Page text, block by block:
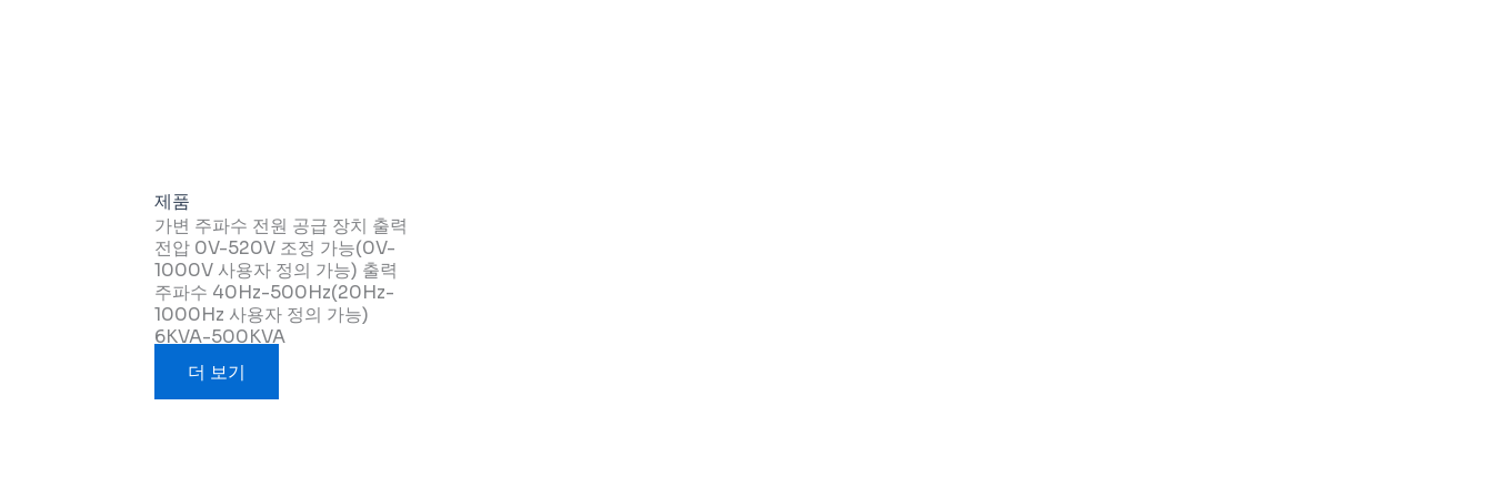
제품
가변 주파수 전원 공급 장치 출력
전압 0V-520V 조정 가능(0V-
1000V 사용자 정의 가능) 출력
주파수 40Hz-500Hz(20Hz-
1000Hz 사용자 정의 가능)
6KVA-500KVA
더 보기